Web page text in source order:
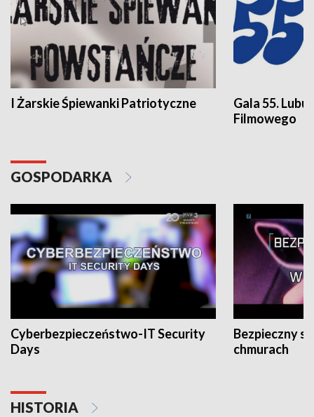
I Żarskie Śpiewanki Patriotyczne
Gala 55.
Filmowego
GOSPODARKA
Cyberbezpieczeństwo-IT Security
Days
Bezpieczny
chmurach
HISTORIA